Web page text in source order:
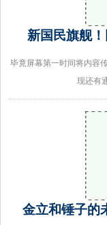
新国民旗舰
毕竟屏幕第一时间将内容
现还有
金立和锤子的